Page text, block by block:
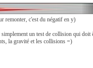
remonter, c'est du négatif en y)
un test de collision qui doit
la gravité et les collisions =)